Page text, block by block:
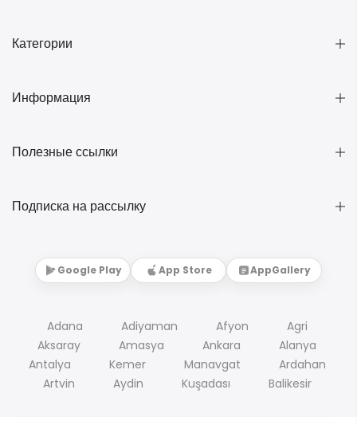
Категории
Информация
Полезные ссылки
Подписка на рассылку
Google Play App Store AppGallery
Adana Adiyaman Afyon
Agri
Aksaray
Amasya Ankara
Alanya
Antalya
Kemer Manavgat
Ardahan
Artvin
Aydin Kuşadası Balikesir